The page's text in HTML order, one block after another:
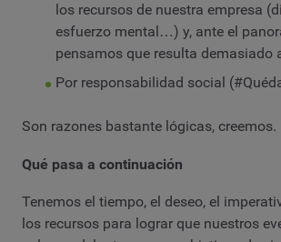
los recursos de nuestra empresa
esfuerzo mental…) y, ante el
pensamos que resulta demasiado
Por responsabilidad social
Son razones bastante lógicas, creemos.
Qué pasa a continuación
Tenemos el tiempo, el deseo, el
los recursos para lograr que nuestros